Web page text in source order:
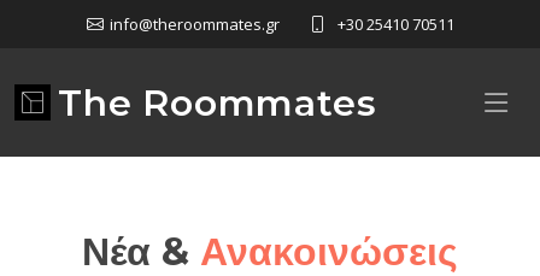
info@theroommates.gr +30 25410 70511
The Roommates
Νέα & Ανακοινώσεις